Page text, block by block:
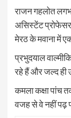
राजन गहलोत
असिस्टेंट प्रोफेसर
मेरठ के मवाना में
प्रभुदयाल
रहे हैं और जल्द ही
कमला कक्षा पांच
वजह से वे नहीं पढ़